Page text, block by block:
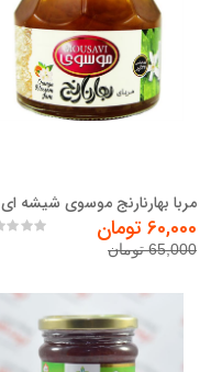
مربا بهارنارنج موسوي شيشه اي
60,000 تومان
65,000 تومان